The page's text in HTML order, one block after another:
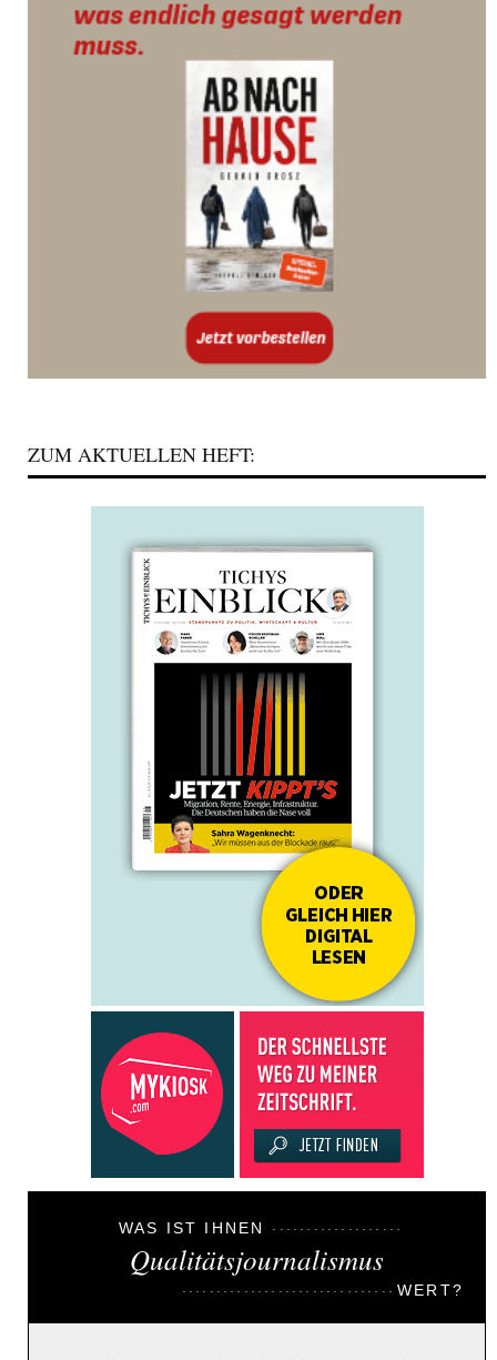
ZUM AKTUELLEN HEFT:
WAS IST IHNEN
Qualitätsjournalismus
WERT?